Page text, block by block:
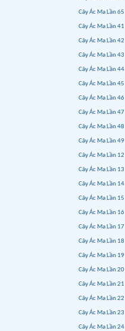
Cây Ác Ma Lần 65
Cây Ác Ma Lần 41
Cây Ác Ma Lần 42
Cây Ác Ma Lần 43
Cây Ác Ma Lần 44
Cây Ác Ma Lần 45
Cây Ác Ma Lần 46
Cây Ác Ma Lần 47
Cây Ác Ma Lần 48
Cây Ác Ma Lần 49
Cây Ác Ma Lần 12
Cây Ác Ma Lần 13
Cây Ác Ma Lần 14
Cây Ác Ma Lần 15
Cây Ác Ma Lần 16
Cây Ác Ma Lần 17
Cây Ác Ma Lần 18
Cây Ác Ma Lần 19
Cây Ác Ma Lần 20
Cây Ác Ma Lần 21
Cây Ác Ma Lần 22
Cây Ác Ma Lần 23
Cây Ác Ma Lần 24